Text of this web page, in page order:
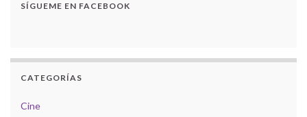
SÍGUEME EN FACEBOOK
CATEGORÍAS
Cine